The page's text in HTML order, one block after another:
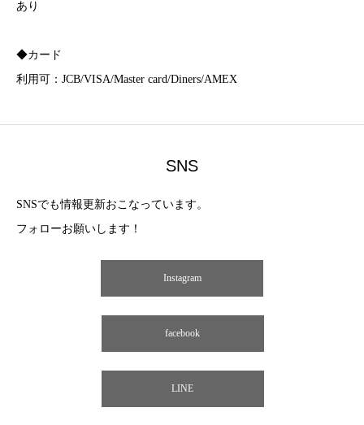
あり
◆カード
利用可：JCB/VISA/Master card/Diners/AMEX
SNS
SNSでも情報更新おこなっています。
フォローお願いします！
Instagram
facebook
LINE